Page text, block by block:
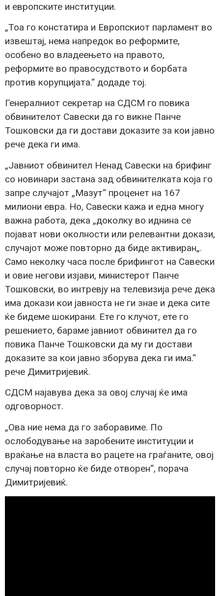
и европските институции.
„Тоа го констатира и Европскиот парламент во
извештај, нема напредок во реформите,
особено во владеењето на правото,
реформите во правосудството и борбата
против корупцијата.“ додаде тој.
Генералниот секретар на СДСМ го повика
обвинителот Савески да го викне Панче
Тошковски да ги достави доказите за кои јавно
рече дека ги има.
„Јавниот обвинител Ненад Савески на брифинг
со новинари застана зад обвинителката која го
запре случајот „Мазут“ проценет на 167
милиони евра. Но, Савески кажа и една многу
важна работа, дека „доколку во иднина се
појават нови околности или релевантни докази,
случајот може повторно да биде активиран„.
Само неколку часа после брифингот на Савески
и овие негови изјави, министерот Панче
Тошковски, во интревју на телевизија рече дека
има докази кои јавноста не ги знае и дека сите
ќе бидеме шокирани. Ете го клучот, ете го
решението, бараме јавниот обвинител да го
повика Панче Тошковски да му ги достави
доказите за кои јавно зборува дека ги има.“
рече Димитријевиќ.
СДСМ најавува дека за овој случај ќе има
одговорност.
„Ова ние нема да го заборавиме. По
ослободување на заробените институции и
враќање на власта во рацете на граѓаните, овој
случај повторно ќе биде отворен“, порача
Димитријевиќ.